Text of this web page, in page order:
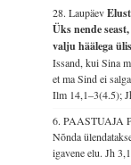
28. Laupäev
Üks nende
valju häälega
Issand, kui Sina
et ma Sind ei
Ilm 14,1–3(4.5);
6. PAASTUAJA
Nõnda
igavene elu.Jh